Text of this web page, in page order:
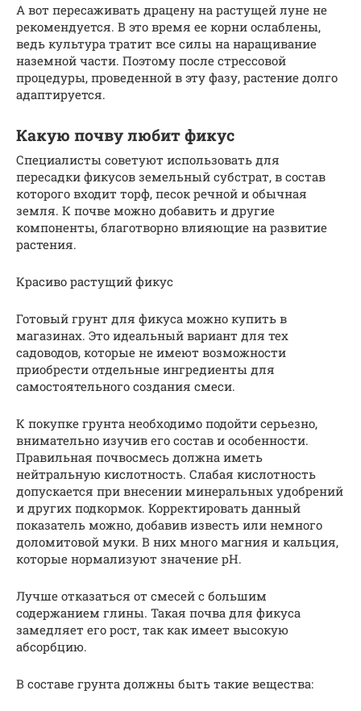
А вот пересаживать драцену на растущей луне не
рекомендуется. В это время ее корни ослаблены,
ведь культура тратит все силы на наращивание
наземной части. Поэтому после стрессовой
процедуры, проведенной в эту фазу, растение долго
адаптируется.
Какую почву любит фикус
Специалисты советуют использовать для
пересадки фикусов земельный субстрат, в состав
которого входит торф, песок речной и обычная
земля. К почве можно добавить и другие
компоненты, благотворно влияющие на развитие
растения.
Красиво растущий фикус
Готовый грунт для фикуса можно купить в
магазинах. Это идеальный вариант для тех
садоводов, которые не имеют возможности
приобрести отдельные ингредиенты для
самостоятельного создания смеси.
К покупке грунта необходимо подойти серьезно,
внимательно изучив его состав и особенности.
Правильная почвосмесь должна иметь
нейтральную кислотность. Слабая кислотность
допускается при внесении минеральных удобрений
и других подкормок. Корректировать данный
показатель можно, добавив известь или немного
доломитовой муки. В них много магния и кальция,
которые нормализуют значение pH.
Лучше отказаться от смесей с большим
содержанием глины. Такая почва для фикуса
замедляет его рост, так как имеет высокую
абсорбцию.
В составе грунта должны быть такие вещества: